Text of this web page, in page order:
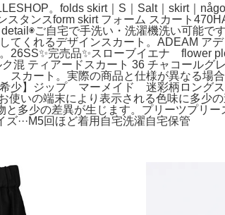
。folds skirt｜S｜Salt｜skirt｜
タンスform skirt フォーム スカート
ご自宅で手洗い・洗濯機洗い可能
てくれるデザインスカート。ADEAM ア
26SS✨完売品✨スローブイエナ flower
混 ティアードスカート 36 チャコール
ート。実際の商品と仕様が異なる場合
少】ジップ マーメイド 迷彩柄ロング
いの端末により表示される色味に多少
多少の差異が生じます。プリーツプリ
···M5回ほど着用自宅洗濯自宅保管